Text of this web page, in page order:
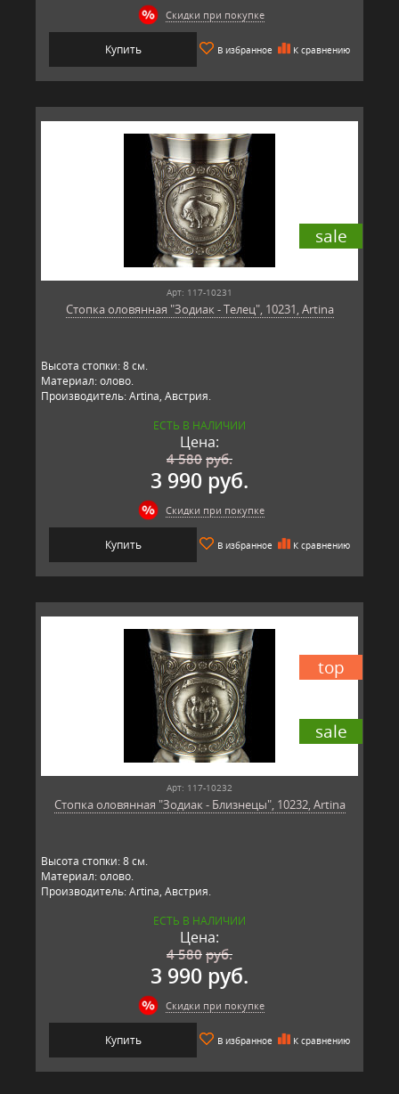
Скидки при покупке
Купить В избранное К сравнению
sale
Арт: 117-10231
Стопка оловянная "Зодиак - Телец", 10231, Artina
Высота стопки: 8 см.
Материал: олово.
Производитель: Artina, Австрия.
ЕСТЬ В НАЛИЧИИ
Цена:
4 580руб.
3 990 руб.
Скидки при покупке
Купить В избранное К сравнению
sale
top
Арт: 117-10232
Стопка оловянная "Зодиак - Близнецы", 10232, Artina
Высота стопки: 8 см.
Материал: олово.
Производитель: Artina, Австрия.
ЕСТЬ В НАЛИЧИИ
Цена:
4 580руб.
3 990 руб.
Скидки при покупке
Купить В избранное К сравнению